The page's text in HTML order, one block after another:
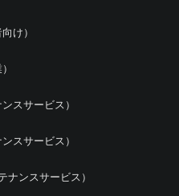
け）
スサービス）
スサービス）
ナンスサービス）